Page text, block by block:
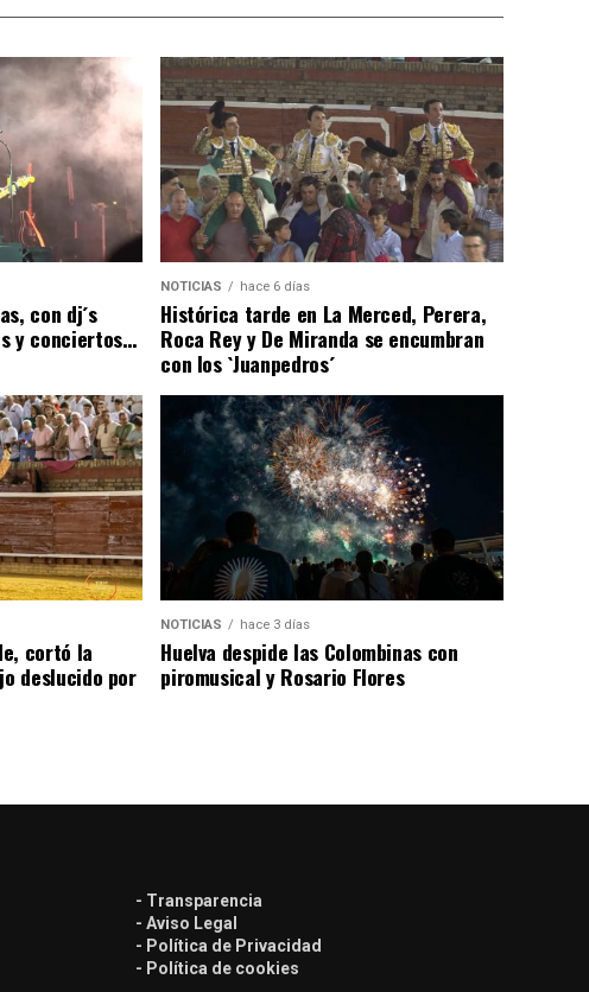
con dj´s
y conciertos…
NOTICIAS hace 6 días
Histórica tarde en La Merced, Perera,
Roca Rey y De Miranda se encumbran
con los `Juanpedros´
cortó la
deslucido por
NOTICIAS hace 3 días
Huelva despide las Colombinas con
piromusical y Rosario Flores
- Transparencia
- Aviso Legal
- Política de Privacidad
- Política de cookies